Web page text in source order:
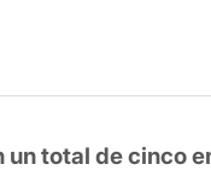
un total de cinco